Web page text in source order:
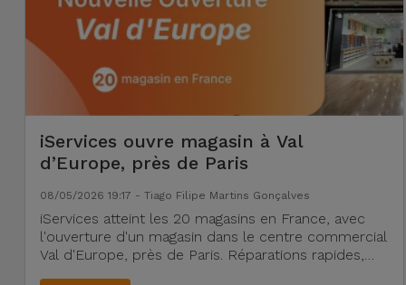
iServices ouvre magasin à Val
d’Europe, près de Paris
08/05/2026 19:17 - Tiago Filipe Martins Gonçalves
iServices atteint les 20 magasins en France, avec
l'ouverture d'un magasin dans le centre commercial
Val d'Europe, près de Paris. Réparations rapides,